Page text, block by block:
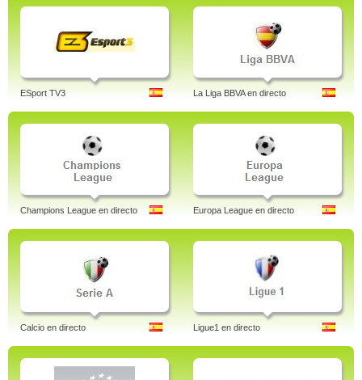
ESport TV3 La Liga BBVA en directo
Champions League en directo Europa League en directo
Calcio en directo Ligue1 en directo